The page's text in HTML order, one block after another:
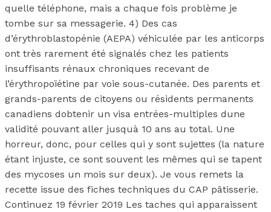
quelle téléphone, mais a chaque fois problème je
tombe sur sa messagerie. 4) Des cas
d’érythroblastopénie (AEPA) véhiculée par les anticorps
ont très rarement été signalés chez les patients
insuffisants rénaux chroniques recevant de
l’érythropoïétine par voie sous-cutanée. Des parents et
grands-parents de citoyens ou résidents permanents
canadiens dobtenir un visa entrées-multiples dune
validité pouvant aller jusquà 10 ans au total. Une
horreur, donc, pour celles qui y sont sujettes (la nature
étant injuste, ce sont souvent les mêmes qui se tapent
des mycoses un mois sur deux). Je vous remets la
recette issue des fiches techniques du CAP pâtisserie.
Continuez 19 février 2019 Les taches qui apparaissent